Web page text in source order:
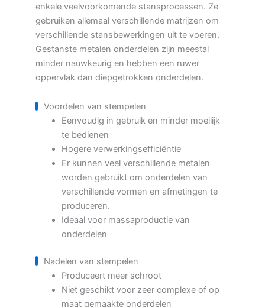
enkele veelvoorkomende stansprocessen. Ze
gebruiken allemaal verschillende matrijzen om
verschillende stansbewerkingen uit te voeren.
Gestanste metalen onderdelen zijn meestal
minder nauwkeurig en hebben een ruwer
oppervlak dan diepgetrokken onderdelen.
Voordelen van stempelen
Eenvoudig in gebruik en minder moeilijk
te bedienen
Hogere verwerkingsefficiëntie
Er kunnen veel verschillende metalen
worden gebruikt om onderdelen van
verschillende vormen en afmetingen te
produceren.
Ideaal voor massaproductie van
onderdelen
Nadelen van stempelen
Produceert meer schroot
Niet geschikt voor zeer complexe of op
maat gemaakte onderdelen